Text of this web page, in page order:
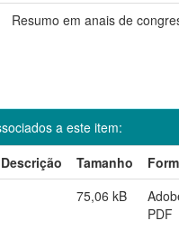
Resumo em anais de
a este item:
Descrição Tamanho
75,06 kB
PDF